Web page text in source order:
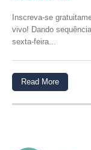
Inscreva-se
vivo! Dando
sexta-feira...
Read More